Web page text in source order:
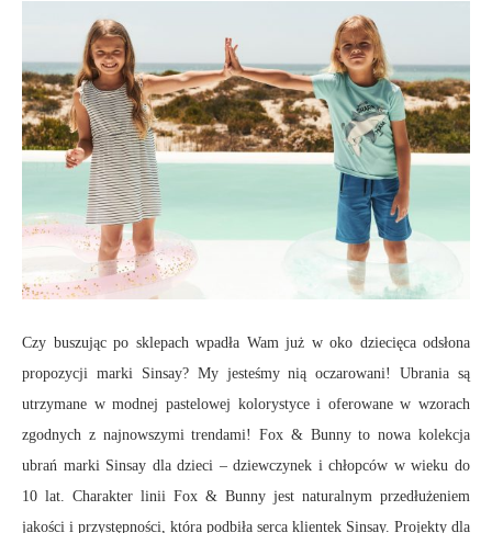
Czy buszując po sklepach wpadła Wam już w oko dziecięca odsłona
propozycji marki Sinsay? My jesteśmy nią oczarowani! Ubrania są
utrzymane w modnej pastelowej kolorystyce i oferowane w wzorach
zgodnych z najnowszymi trendami! Fox & Bunny to nowa kolekcja
ubrań marki Sinsay dla dzieci – dziewczynek i chłopców w wieku do
10 lat. Charakter linii Fox & Bunny jest naturalnym przedłużeniem
jakości i przystępności, która podbiła serca klientek Sinsay. Projekty dla